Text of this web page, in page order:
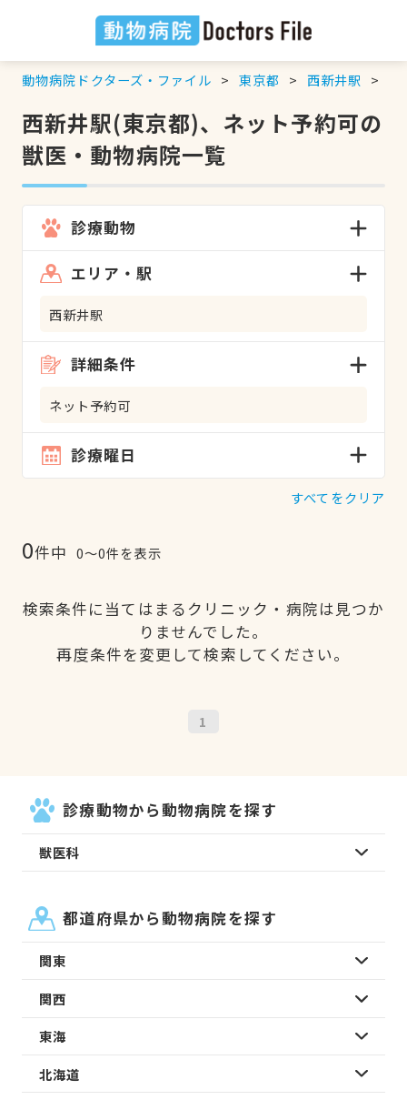
動物病院ドクターズ・ファイル 東京都 西新井駅
西新井駅(東京都)、ネット予約可の
獣医・動物病院一覧
診療動物
エリア・駅
西新井駅
詳細条件
ネット予約可
診療曜日
すべてをクリア
0件中 0〜0件を表示
検索条件に当てはまるクリニック・病院は見つか
りませんでした。
再度条件を変更して検索してください。
1
診療動物から動物病院を探す
獣医科
都道府県から動物病院を探す
関東
関西
東海
北海道